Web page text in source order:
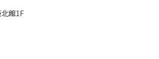
館1F